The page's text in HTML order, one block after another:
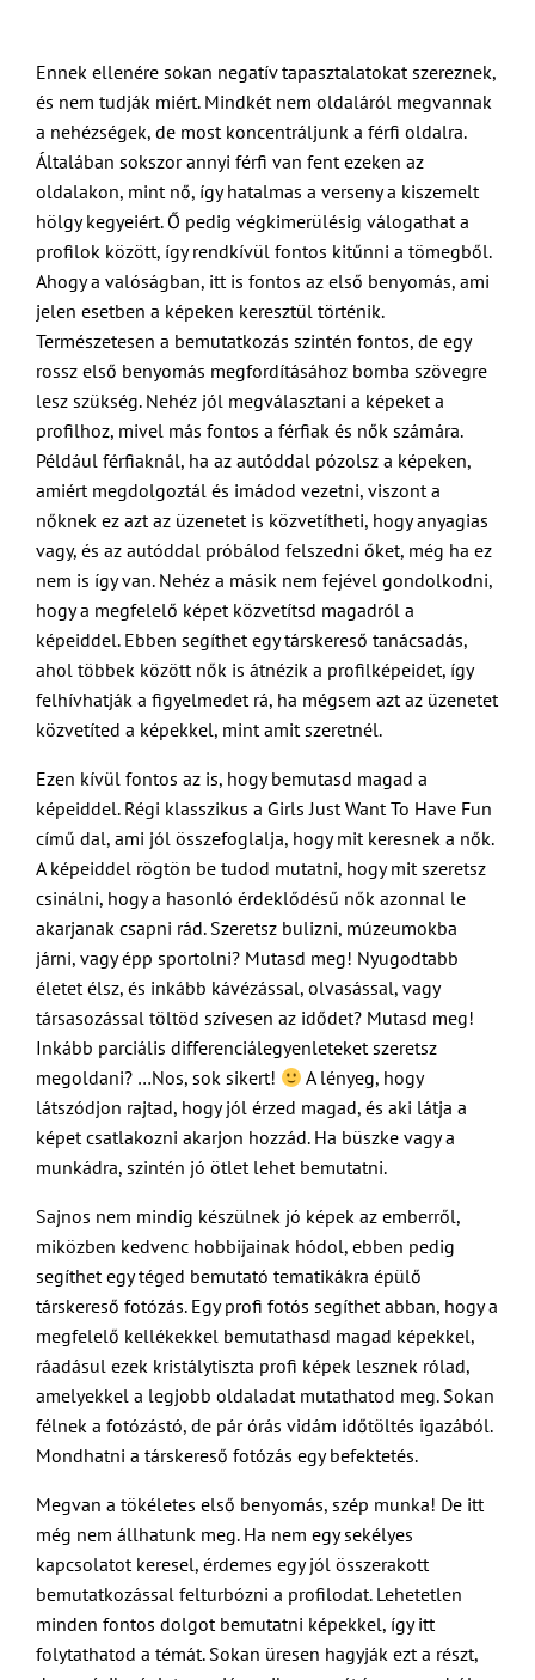
Ennek ellenére sokan negatív tapasztalatokat szereznek,
és nem tudják miért. Mindkét nem oldaláról megvannak
a nehézségek, de most koncentráljunk a férfi oldalra.
Általában sokszor annyi férfi van fent ezeken az
oldalakon, mint nő, így hatalmas a verseny a kiszemelt
hölgy kegyeiért. Ő pedig végkimerülésig válogathat a
profilok között, így rendkívül fontos kitűnni a tömegből.
Ahogy a valóságban, itt is fontos az első benyomás, ami
jelen esetben a képeken keresztül történik.
Természetesen a bemutatkozás szintén fontos, de egy
rossz első benyomás megfordításához bomba szövegre
lesz szükség. Nehéz jól megválasztani a képeket a
profilhoz, mivel más fontos a férfiak és nők számára.
Például férfiaknál, ha az autóddal pózolsz a képeken,
amiért megdolgoztál és imádod vezetni, viszont a
nőknek ez azt az üzenetet is közvetítheti, hogy anyagias
vagy, és az autóddal próbálod felszedni őket, még ha ez
nem is így van. Nehéz a másik nem fejével gondolkodni,
hogy a megfelelő képet közvetítsd magadról a
képeiddel. Ebben segíthet egy társkereső tanácsadás,
ahol többek között nők is átnézik a profilképeidet, így
felhívhatják a figyelmedet rá, ha mégsem azt az üzenetet
közvetíted a képekkel, mint amit szeretnél.
Ezen kívül fontos az is, hogy bemutasd magad a
képeiddel. Régi klasszikus a Girls Just Want To Have Fun
című dal, ami jól összefoglalja, hogy mit keresnek a nők.
A képeiddel rögtön be tudod mutatni, hogy mit szeretsz
csinálni, hogy a hasonló érdeklődésű nők azonnal le
akarjanak csapni rád. Szeretsz bulizni, múzeumokba
járni, vagy épp sportolni? Mutasd meg! Nyugodtabb
életet élsz, és inkább kávézással, olvasással, vagy
társasozással töltöd szívesen az idődet? Mutasd meg!
Inkább parciális differenciálegyenleteket szeretsz
megoldani? …Nos, sok sikert!
A lényeg, hogy
látszódjon rajtad, hogy jól érzed magad, és aki látja a
képet csatlakozni akarjon hozzád. Ha büszke vagy a
munkádra, szintén jó ötlet lehet bemutatni.
Sajnos nem mindig készülnek jó képek az emberről,
miközben kedvenc hobbijainak hódol, ebben pedig
segíthet egy téged bemutató tematikákra épülő
társkereső fotózás. Egy profi fotós segíthet abban, hogy a
megfelelő kellékekkel bemutathasd magad képekkel,
ráadásul ezek kristálytiszta profi képek lesznek rólad,
amelyekkel a legjobb oldaladat mutathatod meg. Sokan
félnek a fotózástó, de pár órás vidám időtöltés igazából.
Mondhatni a társkereső fotózás egy befektetés.
Megvan a tökéletes első benyomás, szép munka! De itt
még nem állhatunk meg. Ha nem egy sekélyes
kapcsolatot keresel, érdemes egy jól összerakott
bemutatkozással felturbózni a profilodat. Lehetetlen
minden fontos dolgot bemutatni képekkel, így itt
folytathatod a témát. Sokan üresen hagyják ezt a részt,